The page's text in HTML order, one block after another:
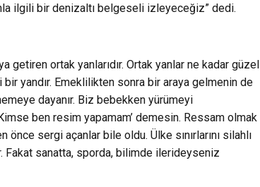
ilgili bir denizaltı belgeseli izleyeceğiz” dedi.
getiren ortak yanlarıdır. Ortak yanlar ne kadar güzel
yandır. Emeklilikten sonra bir araya gelmenin de
dayanır. Biz bebekken yürümeyi
ben resim yapamam’ demesin. Ressam olmak
sergi açanlar bile oldu. Ülke sınırlarını silahlı
Fakat sanatta, sporda, bilimde ilerideyseniz